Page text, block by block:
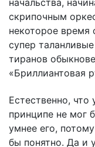
начальства,
скрипочным
некоторое время
супер
тиранов
«Бриллиантовая
Естественно, что
принципе не мог
умнее его,
бы понятно. Да и